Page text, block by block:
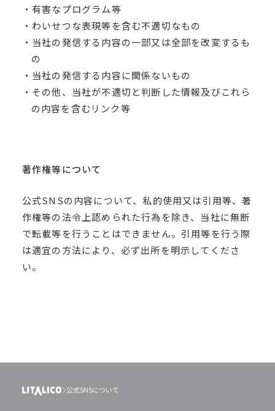
・有害なプログラム等
・わいせつな表現等を含む不適切なもの
・当社の発信する内容の一部又は全部を改変するも
の
・当社の発信する内容に関係ないもの
・その他、当社が不適切と判断した情報及びこれら
の内容を含むリンク等
著作権等について
公式SNSの内容について、私的使用又は引用等、著
作権等の法令上認められた行為を除き、当社に無断
で転載等を行うことはできません。引用等を行う際
は適宜の方法により、必ず出所を明示してくださ
い。
公式SNSについて